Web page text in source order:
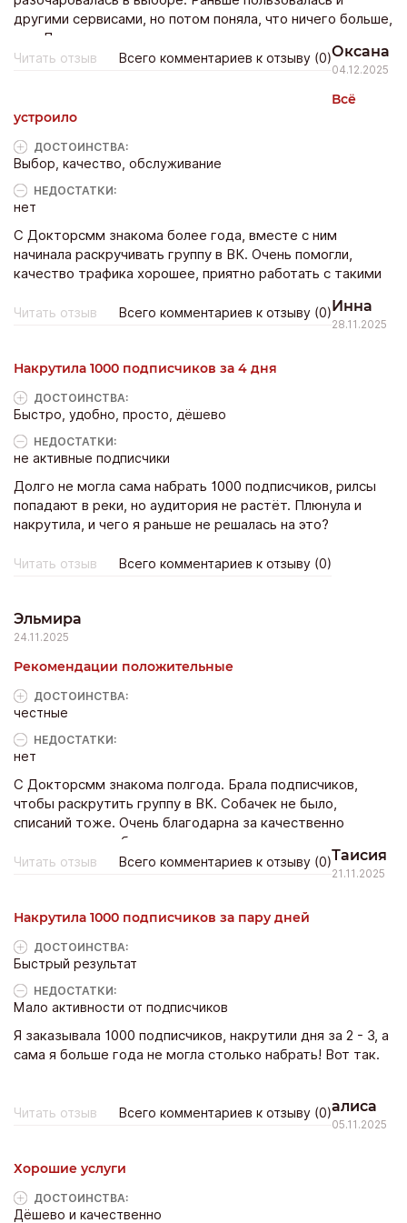
другими сервисами, но потом поняла, что ничего больше,
чем Докторсмм они дать не могут.
Читать отзыв Всего комментариев к отзыву (0)Оксана
04.12.2025
Всё
устроило
ДОСТОИНCТВА:
Выбор, качество, обслуживание
НЕДОСТАТКИ:
нет
С Докторсмм знакома более года, вместе с ним
начинала раскручивать группу в ВК. Очень помогли,
качество трафика хорошее, приятно работать с такими
Читать отзыв Всего комментариев к отзыву (0)Инна
28.11.2025
Накрутила 1000 подписчиков за 4 дня
ДОСТОИНCТВА:
Быстро, удобно, просто, дёшево
НЕДОСТАТКИ:
не активные подписчики
Долго не могла сама набрать 1000 подписчиков, рилсы
попадают в реки, но аудитория не растёт. Плюнула и
накрутила, и чего я раньше не решалась на это?
Читать отзыв Всего комментариев к отзыву (0)
Эльмира
24.11.2025
Рекомендации положительные
ДОСТОИНCТВА:
честные
НЕДОСТАТКИ:
нет
С Докторсмм знакома полгода. Брала подписчиков,
чтобы раскрутить группу в ВК. Собачек не было,
списаний тоже. Очень благодарна за качественно
выполненную работу.
Читать отзыв Всего комментариев к отзыву (0)Таисия
21.11.2025
Накрутила 1000 подписчиков за пару дней
ДОСТОИНCТВА:
Быстрый результат
НЕДОСТАТКИ:
Мало активности от подписчиков
Я заказывала 1000 подписчиков, накрутили дня за 2 - 3, а
сама я больше года не могла столько набрать! Вот так.
Читать отзыв Всего комментариев к отзыву (0)алиса
05.11.2025
Хорошие услуги
ДОСТОИНCТВА:
Дёшево и качественно